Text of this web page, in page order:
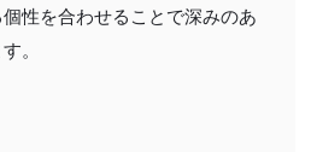
性を合わせることで深みのあ
。